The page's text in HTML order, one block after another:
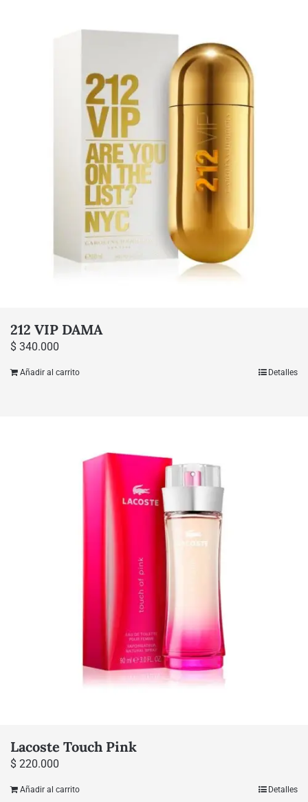
212 VIP DAMA
$ 340.000
Añadir al carrito Detalles
Lacoste Touch Pink
$ 220.000
Añadir al carrito Detalles